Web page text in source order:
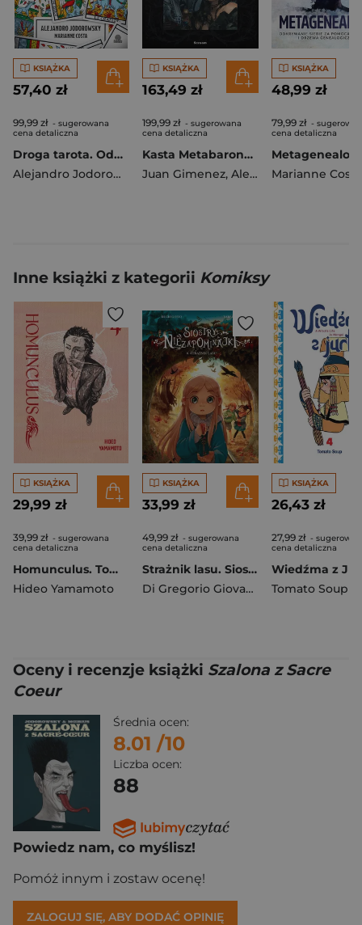
KSIĄŻKA
57,40 zł
99,99 zł - sugerowana
cena detaliczna
Droga tarota. Odkrywanie tajemnic życia poprzez symbole i archetypy
Alejandro Jodorowsky
KSIĄŻKA
163,49 zł
199,99 zł - sugerowana
cena detaliczna
Kasta Metabaronów T.5-8 w.2
Juan Gimenez, Alejandro Jodorowsky
KSIĄŻKA
48,99 zł
79,99 zł -
cena detaliczna
Marianne Costa
Inne książki z kategorii Komiksy
KSIĄŻKA
29,99 zł
39,99 zł - sugerowana
cena detaliczna
Homunculus. Tom 4
Hideo Yamamoto
KSIĄŻKA
33,99 zł
49,99 zł - sugerowana
cena detaliczna
Strażnik lasu. Siostry Niezapominajki. Tom 8
Di Gregorio Giovanni
Alessandro
KSIĄŻKA
26,43 zł
27,99 zł -
cena detaliczna
Tomato Soup
Oceny i recenzje książki Szalona z Sacre
Coeur
Średnia ocen:
8.01 /10
Liczba ocen:
88
Powiedz nam, co myślisz!
Pomóż innym i zostaw ocenę!
ZALOGUJ SIĘ, ABY DODAĆ OPINIĘ